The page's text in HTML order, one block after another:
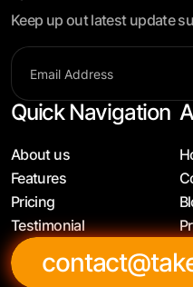
Keep up out latest update
Quick Navigation
About us
Features
Pricing
Testimonial